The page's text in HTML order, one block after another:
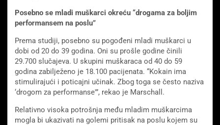
Posebno se mladi muškarci okreću “drogama za boljim
performansem na poslu”
Prema studiji, posebno su pogođeni mladi muškarci u
dobi od 20 do 39 godina. Oni su prošle godine činili
29.700 slučajeva. U skupini muškaraca od 40 do 59
godina zabilježeno je 18.100 pacijenata. “Kokain ima
stimulirajući i poticajni učinak. Zbog toga se često naziva
‘drogom za performanse'”, rekao je Marschall.
Relativno visoka potrošnja među mladim muškarcima
mogla bi ukazivati ​​na golemi pritisak na poslu kojem su